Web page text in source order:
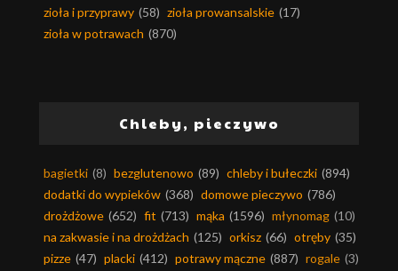
zioła i przyprawy (58) zioła prowansalskie (17)
zioła w potrawach (870)
Chleby, pieczywo
bagietki (8) bezglutenowo (89) chleby i bułeczki (894)
dodatki do wypieków (368) domowe pieczywo (786)
drożdżowe (652) fit (713) mąka (1596) młynomag (10)
na zakwasie i na drożdżach (125) orkisz (66) otręby (35)
pizze (47) placki (412) potrawy mączne (887) rogale (3)